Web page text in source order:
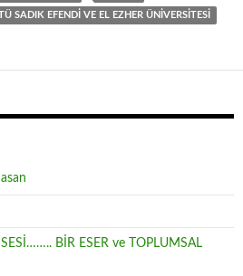
SADIK EFENDI VE EL EZHER ÜNIVERSITESI
BİR ESER ve TOPLUMSAL